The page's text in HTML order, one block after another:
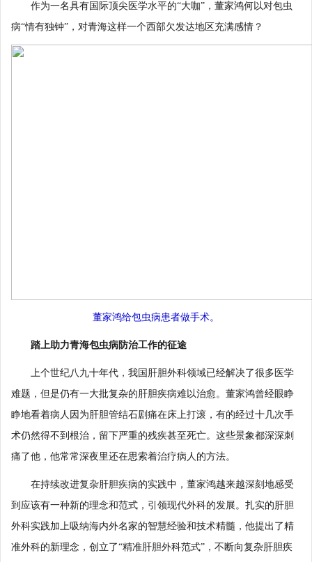
作为一名具有国际顶尖医学水平的“大咖”，董家鸿何以对包虫
病“情有独钟”，对青海这样一个西部欠发达地区充满感情？
董家鸿给包虫病患者做手术。
踏上助力青海包虫病防治工作的征途
上个世纪八九十年代，我国肝胆外科领域已经解决了很多医学
难题，但是仍有一大批复杂的肝胆疾病难以治愈。董家鸿曾经眼睁
睁地看着病人因为肝胆管结石剧痛在床上打滚，有的经过十几次手
术仍然得不到根治，留下严重的残疾甚至死亡。这些景象都深深刺
痛了他，他常常深夜里还在思索着治疗病人的方法。
在持续改进复杂肝胆疾病的实践中，董家鸿越来越深刻地感受
到应该有一种新的理念和范式，引领现代外科的发展。扎实的肝胆
外科实践加上吸纳海内外名家的智慧经验和技术精髓，他提出了精
准外科的新理念，创立了“精准肝胆外科范式”，不断向复杂肝胆疾